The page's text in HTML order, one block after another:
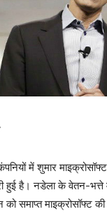
में शुमार
हुई है। नडेला के वेतन-
समाप्त माइक्रोसॉफ्ट की